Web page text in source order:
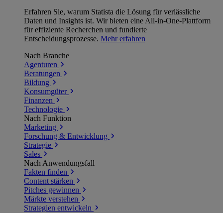
Erfahren Sie, warum Statista die Lösung für verlässliche
Daten und Insights ist. Wir bieten eine All-in-One-Plattform
für effiziente Recherchen und fundierte
Entscheidungsprozesse. Mehr erfahren
Nach Branche
Agenturen
Beratungen
Bildung
Konsumgüter
Finanzen
Technologie
Nach Funktion
Marketing
Forschung & Entwicklung
Strategie
Sales
Nach Anwendungsfall
Fakten finden
Content stärken
Pitches gewinnen
Märkte verstehen
Strategien entwickeln